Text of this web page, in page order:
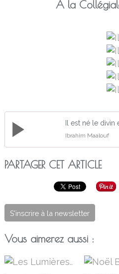
A la
Il est né le divin
Ibrahim Maalouf
PARTAGER CET ARTICLE
S'inscrire à la newsletter
Vous aimerez aussi :